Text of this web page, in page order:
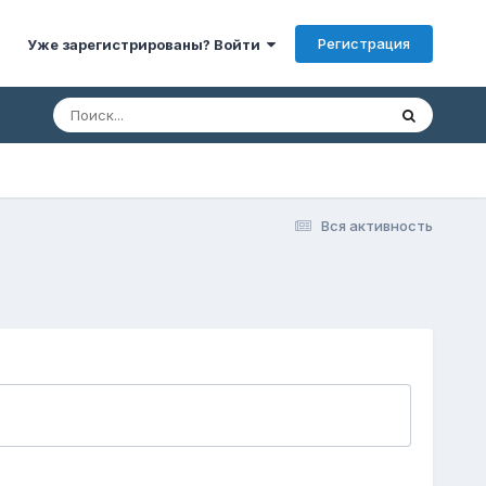
Уже зарегистрированы? Войти Регистрация
Вся активность